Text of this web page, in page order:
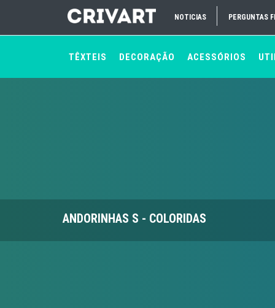
NOTICIAS PERGUNTAS
TÊXTEIS DECORAÇÃO ACESSÓRIOS
ANDORINHAS S - COLORIDAS